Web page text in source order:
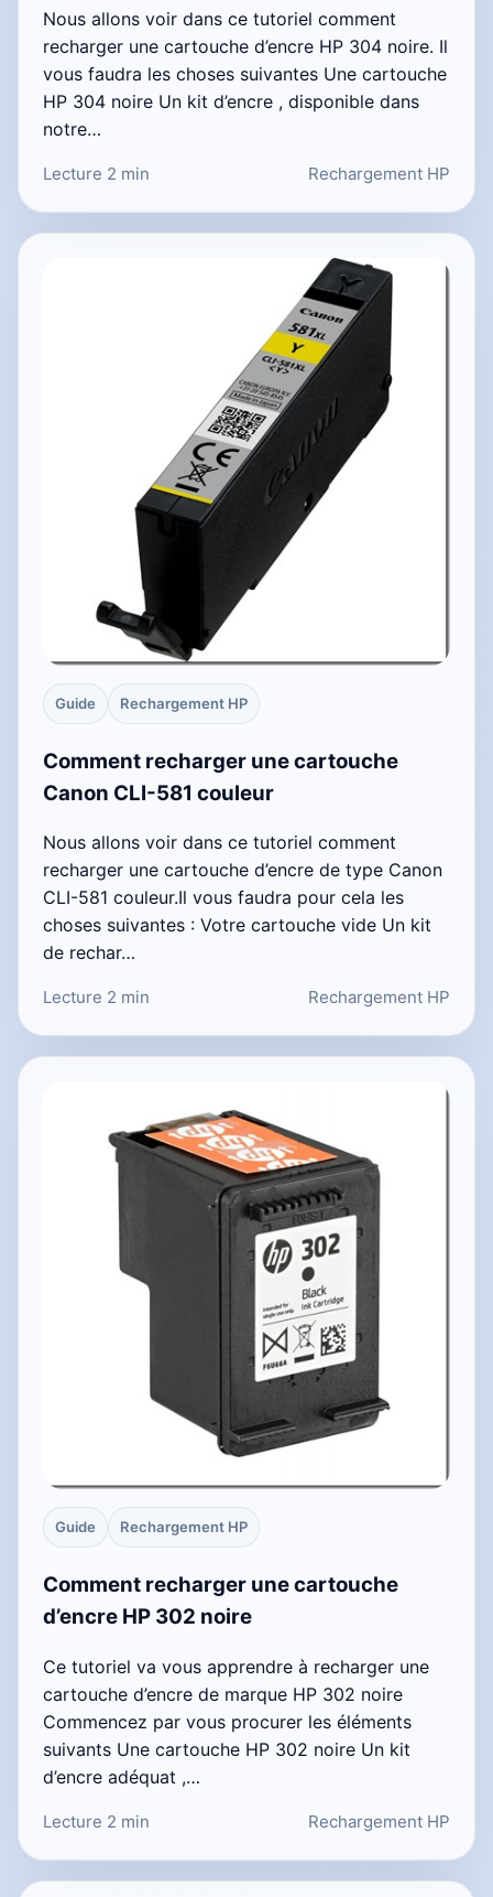
Nous allons voir dans ce tutoriel comment
recharger une cartouche d’encre HP 304 noire. Il
vous faudra les choses suivantes Une cartouche
HP 304 noire Un kit d’encre , disponible dans
notre…
Lecture 2 min Rechargement HP
Guide Rechargement HP
Comment recharger une cartouche
Canon CLI-581 couleur
Nous allons voir dans ce tutoriel comment
recharger une cartouche d’encre de type Canon
CLI-581 couleur.Il vous faudra pour cela les
choses suivantes : Votre cartouche vide Un kit
de rechar…
Lecture 2 min Rechargement HP
Guide Rechargement HP
Comment recharger une cartouche
d’encre HP 302 noire
Ce tutoriel va vous apprendre à recharger une
cartouche d’encre de marque HP 302 noire
Commencez par vous procurer les éléments
suivants Une cartouche HP 302 noire Un kit
d’encre adéquat ,…
Lecture 2 min Rechargement HP